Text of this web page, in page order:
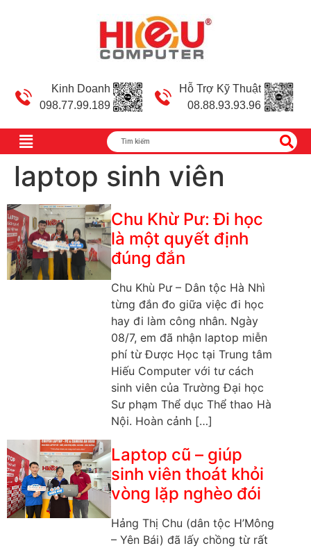
Kinh Doanh
098.77.99.189
Hỗ Trợ Kỹ Thuật
08.88.93.93.96
laptop sinh viên
Chu Khừ Pư: Đi học
là một quyết định
đúng đắn
Chu Khù Pư – Dân tộc Hà Nhì
từng đắn đo giữa việc đi học
hay đi làm công nhân. Ngày
08/7, em đã nhận laptop miễn
phí từ Được Học tại Trung tâm
Hiếu Computer với tư cách
sinh viên của Trường Đại học
Sư phạm Thể dục Thể thao Hà
Nội. Hoàn cảnh […]
Laptop cũ – giúp
sinh viên thoát khỏi
vòng lặp nghèo đói
Hảng Thị Chu (dân tộc H’Mông
– Yên Bái) đã lấy chồng từ rất